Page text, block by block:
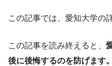
この記事では、愛知大学の
この記事を読み終えると、
後に後悔するのを防げます。